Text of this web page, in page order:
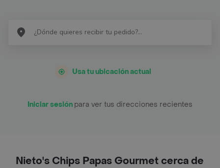
Usa tu ubicación actual
Iniciar sesión para ver tus direcciones recientes
Nieto's Chips Papas Gourmet cerca de